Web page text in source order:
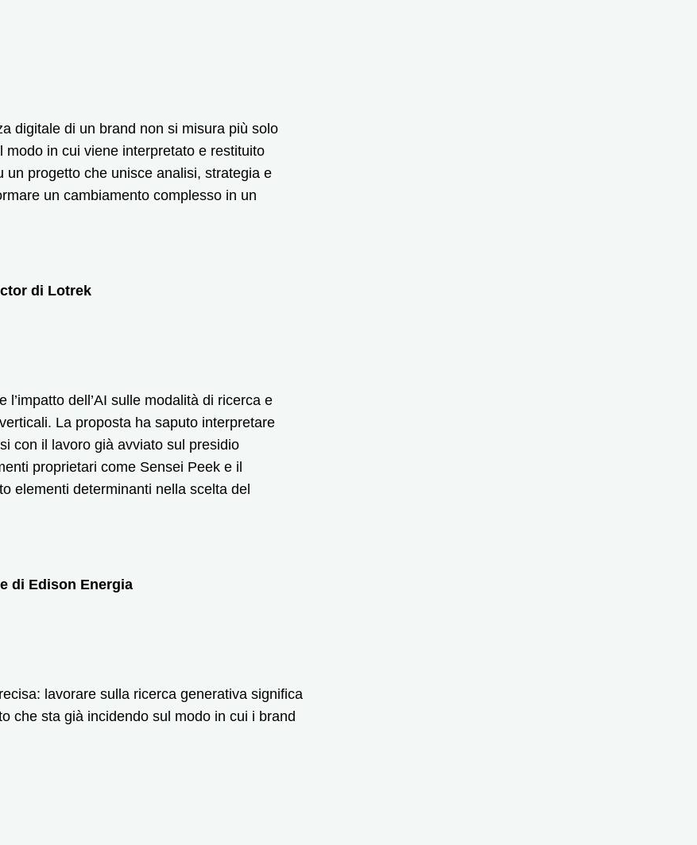
digitale di un brand non si misura più solo
in cui viene interpretato e restituito
progetto che unisce analisi, strategia e
un cambiamento complesso in un
di Lotrek
dell’AI sulle modalità di ricerca e
La proposta ha saputo interpretare
con il lavoro già avviato sul presidio
proprietari come Sensei Peek e il
elementi determinanti nella scelta del
di Edison Energia
lavorare sulla ricerca generativa significa
che sta già incidendo sul modo in cui i brand